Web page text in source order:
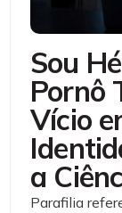
Sou
Pornô
Vício
a
Parafilia